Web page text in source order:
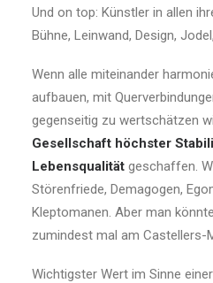
Und on top: Künstler in allen
Bühne, Leinwand, Design,
Wenn alle miteinander
aufbauen, mit
gegenseitig zu wertschätzen
Gesellschaft höchster
Lebensqualität geschaffen.
Störenfriede, Demagogen,
Kleptomanen. Aber man
zumindest mal am Castellers-
Wichtigster Wert im Sinne